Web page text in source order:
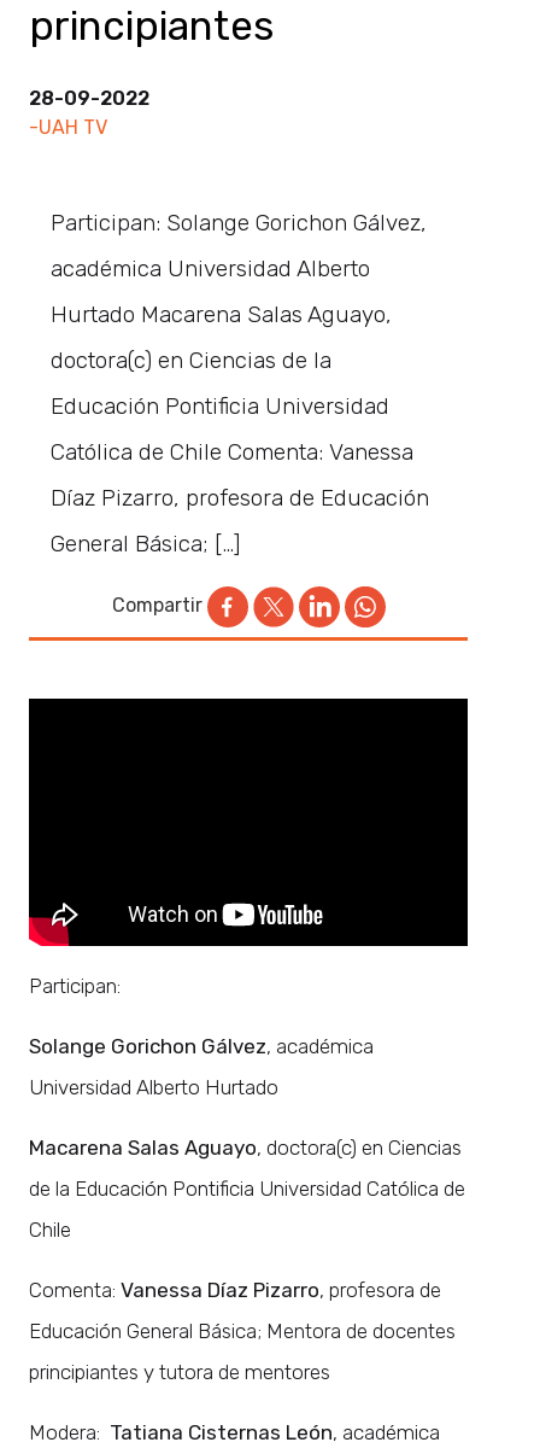
principiantes
28-09-2022
-UAH TV
Participan: Solange Gorichon Gálvez,
académica Universidad Alberto
Hurtado Macarena Salas Aguayo,
doctora(c) en Ciencias de la
Educación Pontificia Universidad
Católica de Chile Comenta: Vanessa
Díaz Pizarro, profesora de Educación
General Básica; […]
Compartir
Participan:
Solange Gorichon Gálvez, académica
Universidad Alberto Hurtado
Macarena Salas Aguayo, doctora(c) en Ciencias
de la Educación Pontificia Universidad Católica de
Chile
Comenta: Vanessa Díaz Pizarro, profesora de
Educación General Básica; Mentora de docentes
principiantes y tutora de mentores
Modera: Tatiana Cisternas León, académica